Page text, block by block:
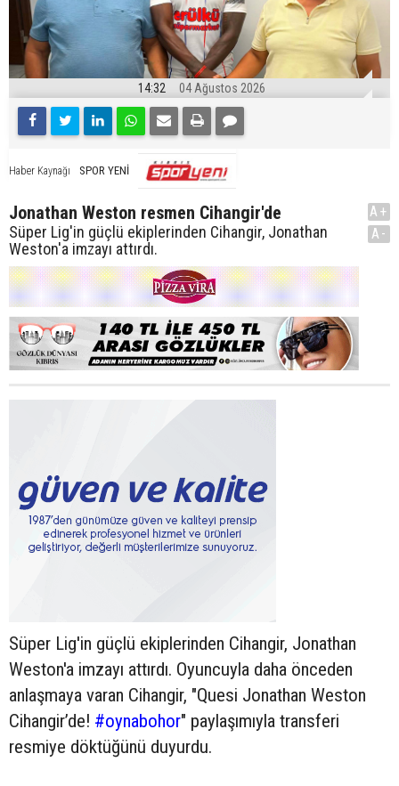
14:32 04 Ağustos 2026
Haber Kaynağı SPOR YENİ
Jonathan Weston resmen Cihangir'de
Süper Lig'in güçlü ekiplerinden Cihangir, Jonathan
Weston'a imzayı attırdı.
A+
A-
Süper Lig'in güçlü ekiplerinden Cihangir, Jonathan
Weston'a imzayı attırdı. Oyuncuyla daha önceden
anlaşmaya varan Cihangir, "Quesi Jonathan Weston
Cihangir’de! #oynabohor" paylaşımıyla transferi
resmiye döktüğünü duyurdu.